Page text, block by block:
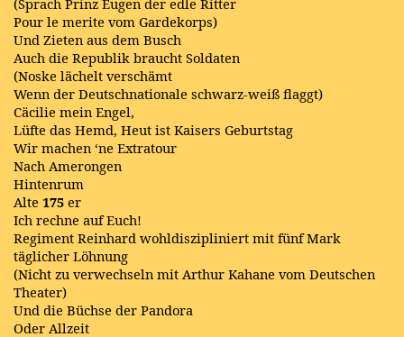
(Sprach Prinz Eugen der edle Ritter
Pour le merite vom Gardekorps)
Und Zieten aus dem Busch
Auch die Republik braucht Soldaten
(Noske lächelt verschämt
Wenn der Deutschnationale schwarz-weiß flaggt)
Cäcilie mein Engel,
Lüfte das Hemd, Heut ist Kaisers Geburtstag
Wir machen ‘ne Extratour
Nach Amerongen
Hintenrum
Alte 175 er
Ich rechne auf Euch!
Regiment Reinhard wohldiszipliniert mit fünf Mark
täglicher Löhnung
(Nicht zu verwechseln mit Arthur Kahane vom Deutschen
Theater)
Und die Büchse der Pandora
Oder Allzeit